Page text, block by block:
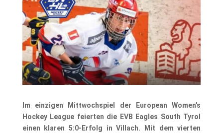
Im einzigen Mittwochspiel der European Women’s
Hockey League feierten die EVB Eagles South Tyrol
einen klaren 5:0-Erfolg in Villach. Mit dem vierten